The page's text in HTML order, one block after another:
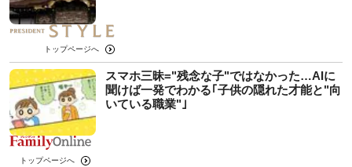
トップページへ
スマホ三昧="残念な子"ではなかった…AIに
聞けば一発でわかる｢子供の隠れた才能と"向
いている職業"｣
トップページへ